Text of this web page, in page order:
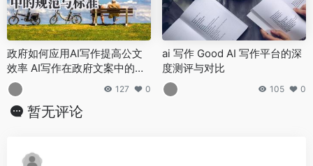
政府如何应用AI写作提高公文
效率 AI写作在政府文案中的规
范与标准
127 0
ai 写作 Good AI 写作平台的深
度测评与对比
105 0
暂无评论